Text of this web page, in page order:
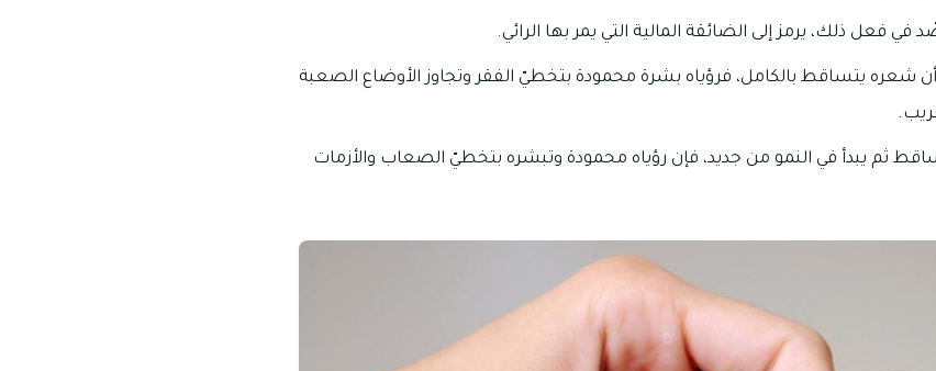
فعل ذلك، يرمز إلى الضائقة المالية التي يمر بها الرائي.
شعره يتساقط بالكامل، فرؤياه بشرة محمودة بتخطيّ الفقر وتجاوز الأوضاع الصعبة
ثم يبدأ في النمو من جديد، فإن رؤياه محمودة وتبشره بتخطيّ الصعاب والأزمات